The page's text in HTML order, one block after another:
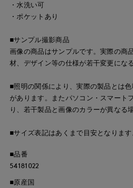
・水洗い可
・ポケットあり
■サンプル撮影商品
画像の商品はサンプルです。実際の商
材、デザイン等の仕様が若干変更にな
■照明の関係により、実際の製品とは
があります。またパソコン・スマート
り、若干製品と画像のカラーが異なる
■サイズ表記はあくまで目安となります
■品番
54181022
■原産国